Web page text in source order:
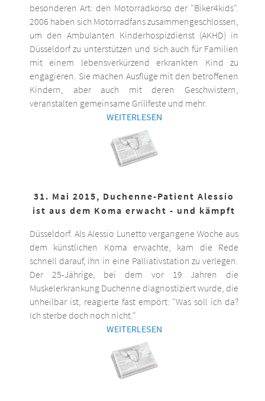
besonderen Art: den Motorradkorso der "Biker4kids".
2006 haben sich Motorradfans zusammengeschlossen,
um den Ambulanten Kinderhospizdienst (AKHD) in
Düsseldorf zu unterstützen und sich auch für Familien
mit einem lebensverkürzend erkrankten Kind zu
engagieren. Sie machen Ausflüge mit den betroffenen
Kindern, aber auch mit deren Geschwistern,
veranstalten gemeinsame Grillfeste und mehr.
WEITERLESEN
31. Mai 2015, Duchenne-Patient Alessio
ist aus dem Koma erwacht - und kämpft
Düsseldorf. Als Alessio Lunetto vergangene Woche aus
dem künstlichen Koma erwachte, kam die Rede
schnell darauf, ihn in eine Palliativstation zu verlegen.
Der 25-Jährige, bei dem vor 19 Jahren die
Muskelerkrankung Duchenne diagnostiziert wurde, die
unheilbar ist, reagierte fast empört: "Was soll ich da?
Ich sterbe doch noch nicht."
WEITERLESEN